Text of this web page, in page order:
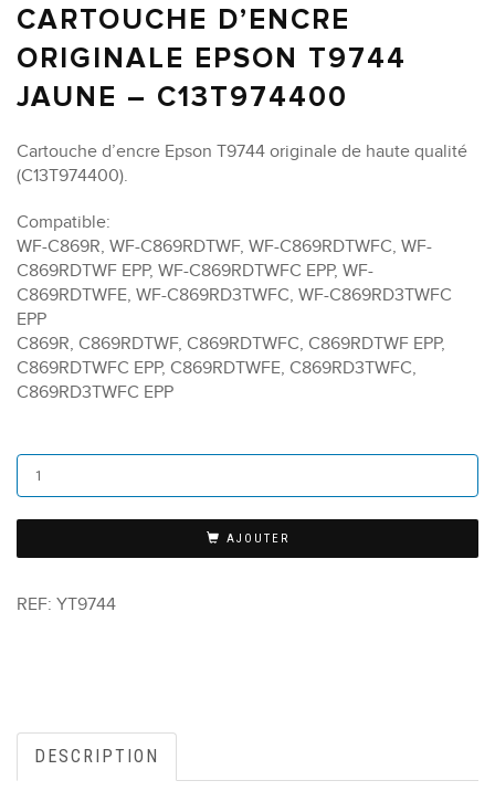
CARTOUCHE D’ENCRE
ORIGINALE EPSON T9744
JAUNE – C13T974400
Cartouche d’encre Epson T9744 originale de haute qualité
(C13T974400).
Compatible:
WF-C869R, WF-C869RDTWF, WF-C869RDTWFC, WF-
C869RDTWF EPP, WF-C869RDTWFC EPP, WF-
C869RDTWFE, WF-C869RD3TWFC, WF-C869RD3TWFC
EPP
C869R, C869RDTWF, C869RDTWFC, C869RDTWF EPP,
C869RDTWFC EPP, C869RDTWFE, C869RD3TWFC,
C869RD3TWFC EPP
AJOUTER
REF: YT9744
DESCRIPTION